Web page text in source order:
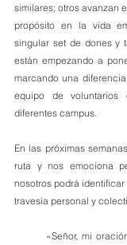
similares; otros avanzan
propósito en la vida
singular set de dones y
están empezando a
marcando una
equipo de
diferentes campus.
En las próximas
ruta y nos emociona
nosotros podrá
travesía personal y
«Señor, mi